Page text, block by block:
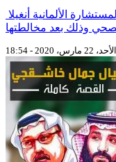
الأحد، 22 مارس، 2020 - 18:54